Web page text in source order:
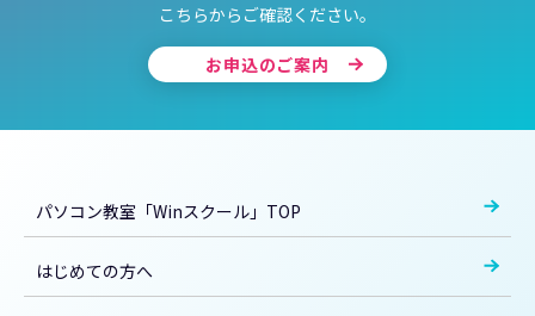
こちらからご確認ください。
お申込のご案内
パソコン教室「Winスクール」TOP
はじめての方へ